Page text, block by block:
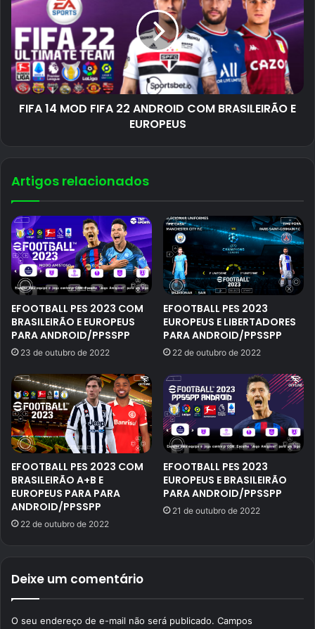
FIFA 14 MOD FIFA 22 ANDROID COM BRASILEIRÃO E
EUROPEUS
Artigos relacionados
EFOOTBALL PES 2023 COM
BRASILEIRÃO E EUROPEUS
PARA ANDROID/PPSSPP
23 de outubro de 2022
EFOOTBALL PES 2023
EUROPEUS E LIBERTADORES
PARA ANDROID/PPSSPP
22 de outubro de 2022
EFOOTBALL PES 2023 COM
BRASILEIRÃO A+B E
EUROPEUS PARA PARA
ANDROID/PPSSPP
22 de outubro de 2022
EFOOTBALL PES 2023
EUROPEUS E BRASILEIRÃO
PARA ANDROID/PPSSPP
21 de outubro de 2022
Deixe um comentário
O seu endereço de e-mail não será publicado. Campos